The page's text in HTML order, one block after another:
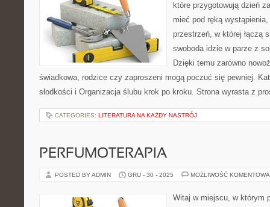
które przygotowują dzień
mieć pod ręką
przestrzeń, w której łączą
swoboda idzie w parze z
Dzięki temu zarówno
świadkowa, rodzice czy zaproszeni mogą poczuć się pewniej.
słodkości i Organizacja ślubu krok po kroku. Strona wyrasta z
CATEGORIES: LITERATURA NA KAŻDY NASTRÓJ
PERFUMOTERAPIA
POSTED BY ADMIN GRU - 30 - 2025 MOŻLIWOŚĆ
Witaj w miejscu, w którym